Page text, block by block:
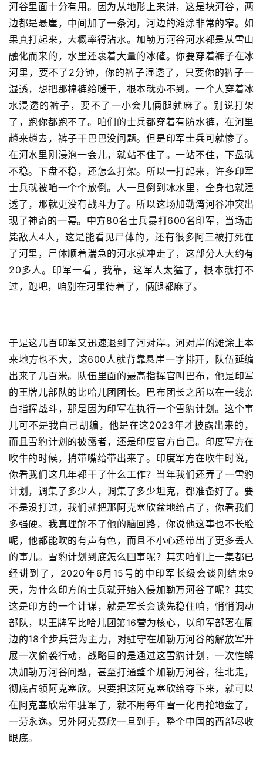
河谷里面十分有用。因为从地形上来讲，这是块河谷，两
边都是悬崖，中间加了一条河，河边的滩涂非常的窄。如
果真打起来，大概率得沾水。加勒万河谷河水都是从雪山
融化而来的，水里还裹着大量的冰碴。你要穿着裤子在冰
河里，要不了2分钟，你的裤子湿透了，只要你的裤子一
湿透，想把那棉裤给暖干，根本就办不到。一个人穿着冰
水浸透的裤子，要不了一小会儿俩腿就麻了。别说打架
了，跑你都跑不了。咱们的士兵都穿着有防水裤，在河里
趟来趟去，裤子干巴巴没问题。但是印军士兵可就惨了。
在河水里刚浸泡一会儿，就站不住了。一站不住，下盘就
不稳。下盘不稳，还怎么打架。所以一打起来，许多印军
士兵就被咱一个个放倒。人一旦倒到冰水里，全身也就湿
透了，那就更没有战斗力了。所以这场加勒湾河谷冲突出
现了神奇的一幕。中方80名士兵暴打600名印军，当场击
毙敌人4人，这是能看见尸体的，还有很多阿三被打死在
了河里，尸体顺着湍急的河水就冲走了，这部分人大约有
20多人。印军一看，我靠，这军人太猛了，根本就打不
过，跑吧，咱别在河里待着了，俩腿都麻了。
于是这几百印军又迅速退到了河对岸。河对岸的滩涂上本
来地方也不大，这600人就背靠悬崖一字排开，队伍延编
出来了几百米。队伍里面的最高指挥官叫巴布，他是印军
的王牌儿部队的比哈儿团团长。巴布团长之所以在一线亲
自指挥战斗，那是因为印军在执行一个雪豹计划。这个事
儿可不是我自己胡编，他是在这2023年才披露出来的，
而且雪豹计划的披露者，还是印度官方自己。印度军方在
吹牛的时候，捎带嘴给带出来了。印度军方在吹牛时说，
你看我们这几年都干了什么工作？当年我们还弄了一雪豹
计划，调集了多少人，调集了多少坦克，都准备好了。要
不是没打过，我们就把那阿克塞欣盆地给占了，你看我们
多强硬。我真理解不了他的脑回路，你说他这事也不长脸
呢，他都能吹的有声有色，而且不小心还带出了更多丢人
的事儿。雪豹计划到底怎么回事呢？其实咱们上一集都已
经讲到了，2020年6月15号的中印军长级会谈刚结束9
天，为什么印方的士兵就开始入侵加勒万河谷了呢？其实
这是印方的一个计谋，就是军长会谈先稳住咱，悄悄调动
部队，以王牌军比哈儿团第16营为核心，以印军部署在周
边的18个步兵营为主力，对驻守在加勒万河谷的解放军开
展一次偷袭行动，战略目的是通过这雪豹计划，一次性解
决加勒万河谷问题，甚至打通整个加勒万河谷，往北走，
彻底占领阿克塞欣。只要把这阿克塞欣给夺下来，就可以
在阿克塞欣常年驻军了，就不用每年雪一化再抢地盘了，
一劳永逸。另外阿克赛欣一旦到手，整个中国的西部尽收
眼底。